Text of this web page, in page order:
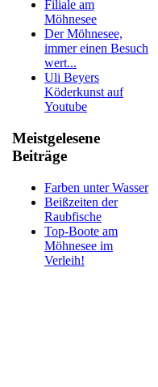
Filiale am
Möhnesee
Der Möhnesee,
immer einen Besuch
wert...
Uli Beyers
Köderkunst auf
Youtube
Meistgelesene
Beiträge
Farben unter Wasser
Beißzeiten der
Raubfische
Top-Boote am
Möhnesee im
Verleih!